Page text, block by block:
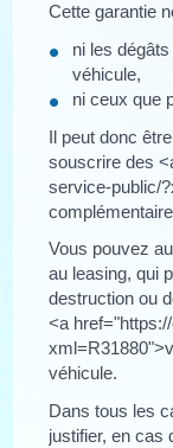
Cette garantie
ni les
véhicule,
ni ceux que
Il peut donc
souscrire des
service-public/
Vous pouvez
au leasing, qui
destruction ou
<a
véhicule.
Dans tous les
justifier, en cas